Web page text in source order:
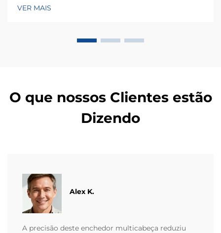
pesagem — solicite ainda hoje uma consulta global
VER MAIS
O que nossos Clientes estão
Dizendo
Alex K.
A precisão deste enchedor multicabeça reduziu